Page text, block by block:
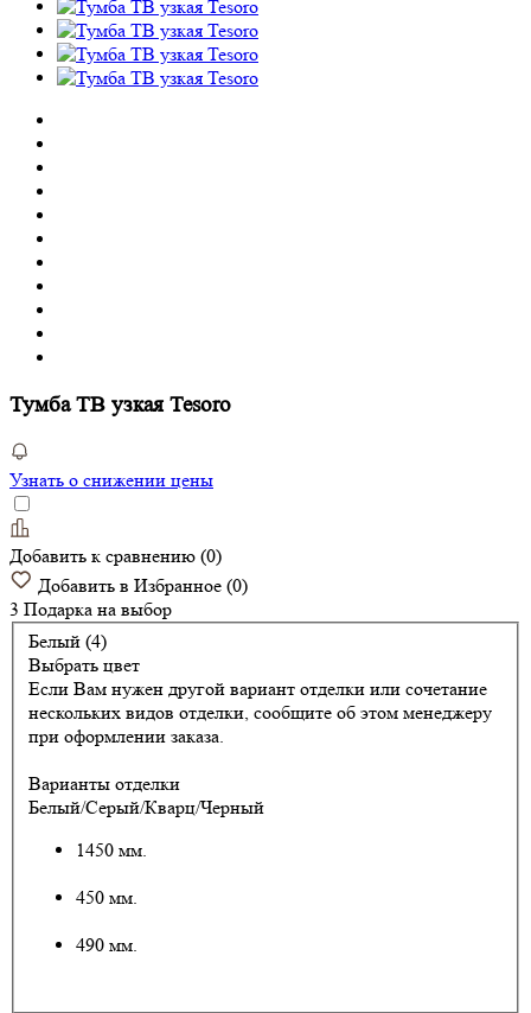
Тумба ТВ узкая Tesoro
Узнать о снижении цены
Добавить к сравнению (0)
Добавить в Избранное (0)
3 Подарка на выбор
Белый (4)
Выбрать цвет
Если Вам нужен другой вариант отделки или сочетание
нескольких видов отделки, сообщите об этом менеджеру
при оформлении заказа.
Варианты отделки
Белый/Серый/Кварц/Черный
1450 мм.
450 мм.
490 мм.